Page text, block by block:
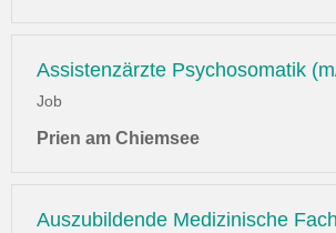
Assistenzärzte Psychosomatik
Job
Prien am Chiemsee
Auszubildende Medizinische